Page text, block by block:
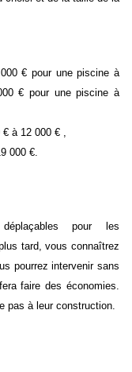
€ pour une piscine à
€ pour une piscine à
à 12 000 € ,
000 €.
pour les
tard, vous connaîtrez
pourrez intervenir sans
faire des économies.
pas à leur construction.